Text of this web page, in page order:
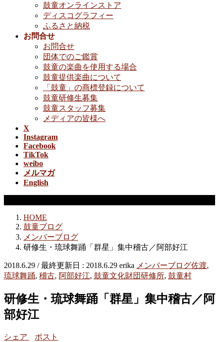
鼓童オンラインストア
ディスコグラフィー
ふるさと納税
お問合せ
お問合せ
団体でのご鑑賞
鼓童の楽曲を使用する場合
鼓童提供楽曲について
「鼓童」の商標登録について
鼓童研修生募集
鼓童スタッフ募集
メディアの皆様へ
X
Instagram
Facebook
TikTok
weibo
メルマガ
English
HOME
鼓童ブログ
メンバーブログ
研修生・琉球舞踊「群星」集中稽古／阿部好江
2018.6.29 / 最終更新日 : 2018.6.29 erika メンバーブログ佐渡,
琉球舞踊, 稽古, 阿部好江, 鼓童文化財団研修所, 鼓童村
研修生・琉球舞踊「群星」集中稽古／阿
部好江
シェア ポスト